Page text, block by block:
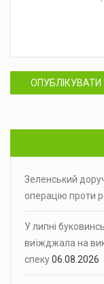
ОПУБЛІКУВАТИ
Зеленський
операцію проти
У липні
виїжджала на
спеку06.08.2026